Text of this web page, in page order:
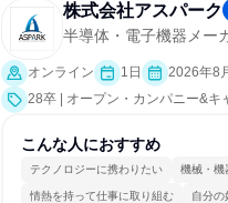
株式会社アスパーク
半導体・電子機器メー
オンライン 1日
2026年8
28卒 | オープン・カンパニー&キ
こんな人におすすめ
テクノロジーに携わりたい 機械・機
情熱を持って仕事に取り組む 自分の